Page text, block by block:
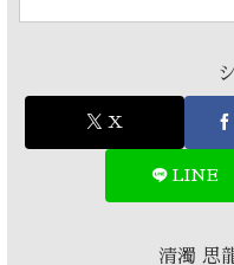
X
LINE
清濁 思